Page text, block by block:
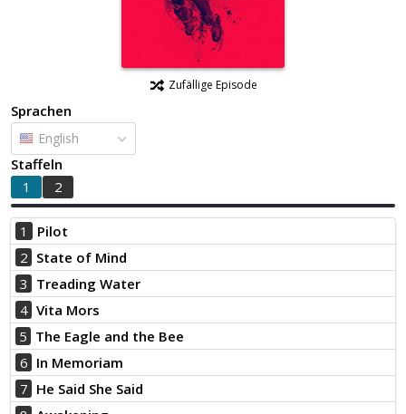
Zufällige Episode
Sprachen
English
Staffeln
1
2
1
Pilot
2 State of Mind
3 Treading Water
4 Vita Mors
5 The Eagle and the Bee
6 In Memoriam
7 He Said She Said